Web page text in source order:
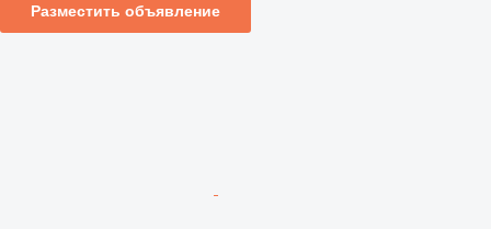
Разместить объявление